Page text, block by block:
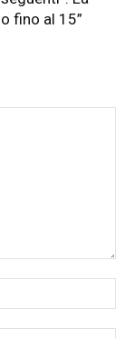
fino al 15”